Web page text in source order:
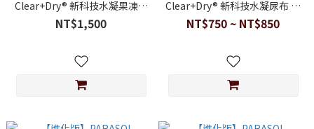
Clear+Dry® 新科技水凝果凍褲
囤貨箱購組 (褲型尿布L-XXL)
NT$1,500
Clear+Dry® 新科技水凝尿布 禮
盒組 (黏貼型NB-XL)
NT$750 ~ NT$850